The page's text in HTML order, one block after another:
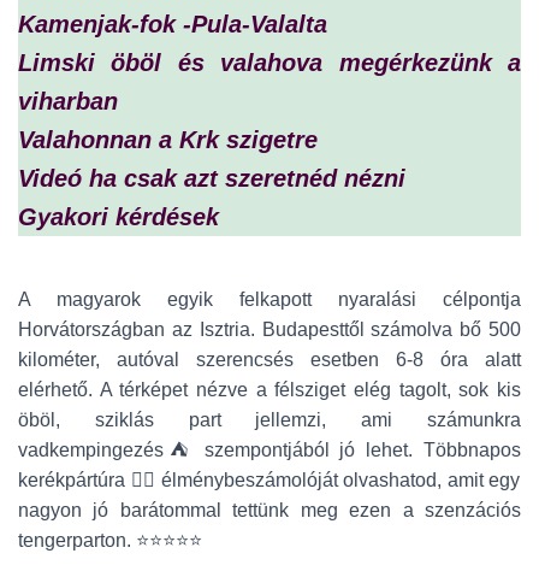
Kamenjak-fok -Pula-Valalta
Limski öböl és valahova megérkezünk a
viharban
Valahonnan a Krk szigetre
Videó ha csak azt szeretnéd nézni
Gyakori kérdések
A magyarok egyik felkapott nyaralási célpontja
Horvátországban az Isztria. Budapesttől számolva bő 500
kilométer, autóval szerencsés esetben 6-8 óra alatt
elérhető. A térképet nézve a félsziget elég tagolt, sok kis
öböl, sziklás part jellemzi, ami számunkra
vadkempingezés⛺ szempontjából jó lehet. Többnapos
kerékpártúra 🚴‍♀️ élménybeszámolóját olvashatod, amit egy
nagyon jó barátommal tettünk meg ezen a szenzációs
tengerparton. ⭐⭐⭐⭐⭐